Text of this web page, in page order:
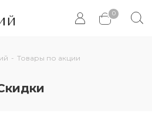
0
- Товары по акции